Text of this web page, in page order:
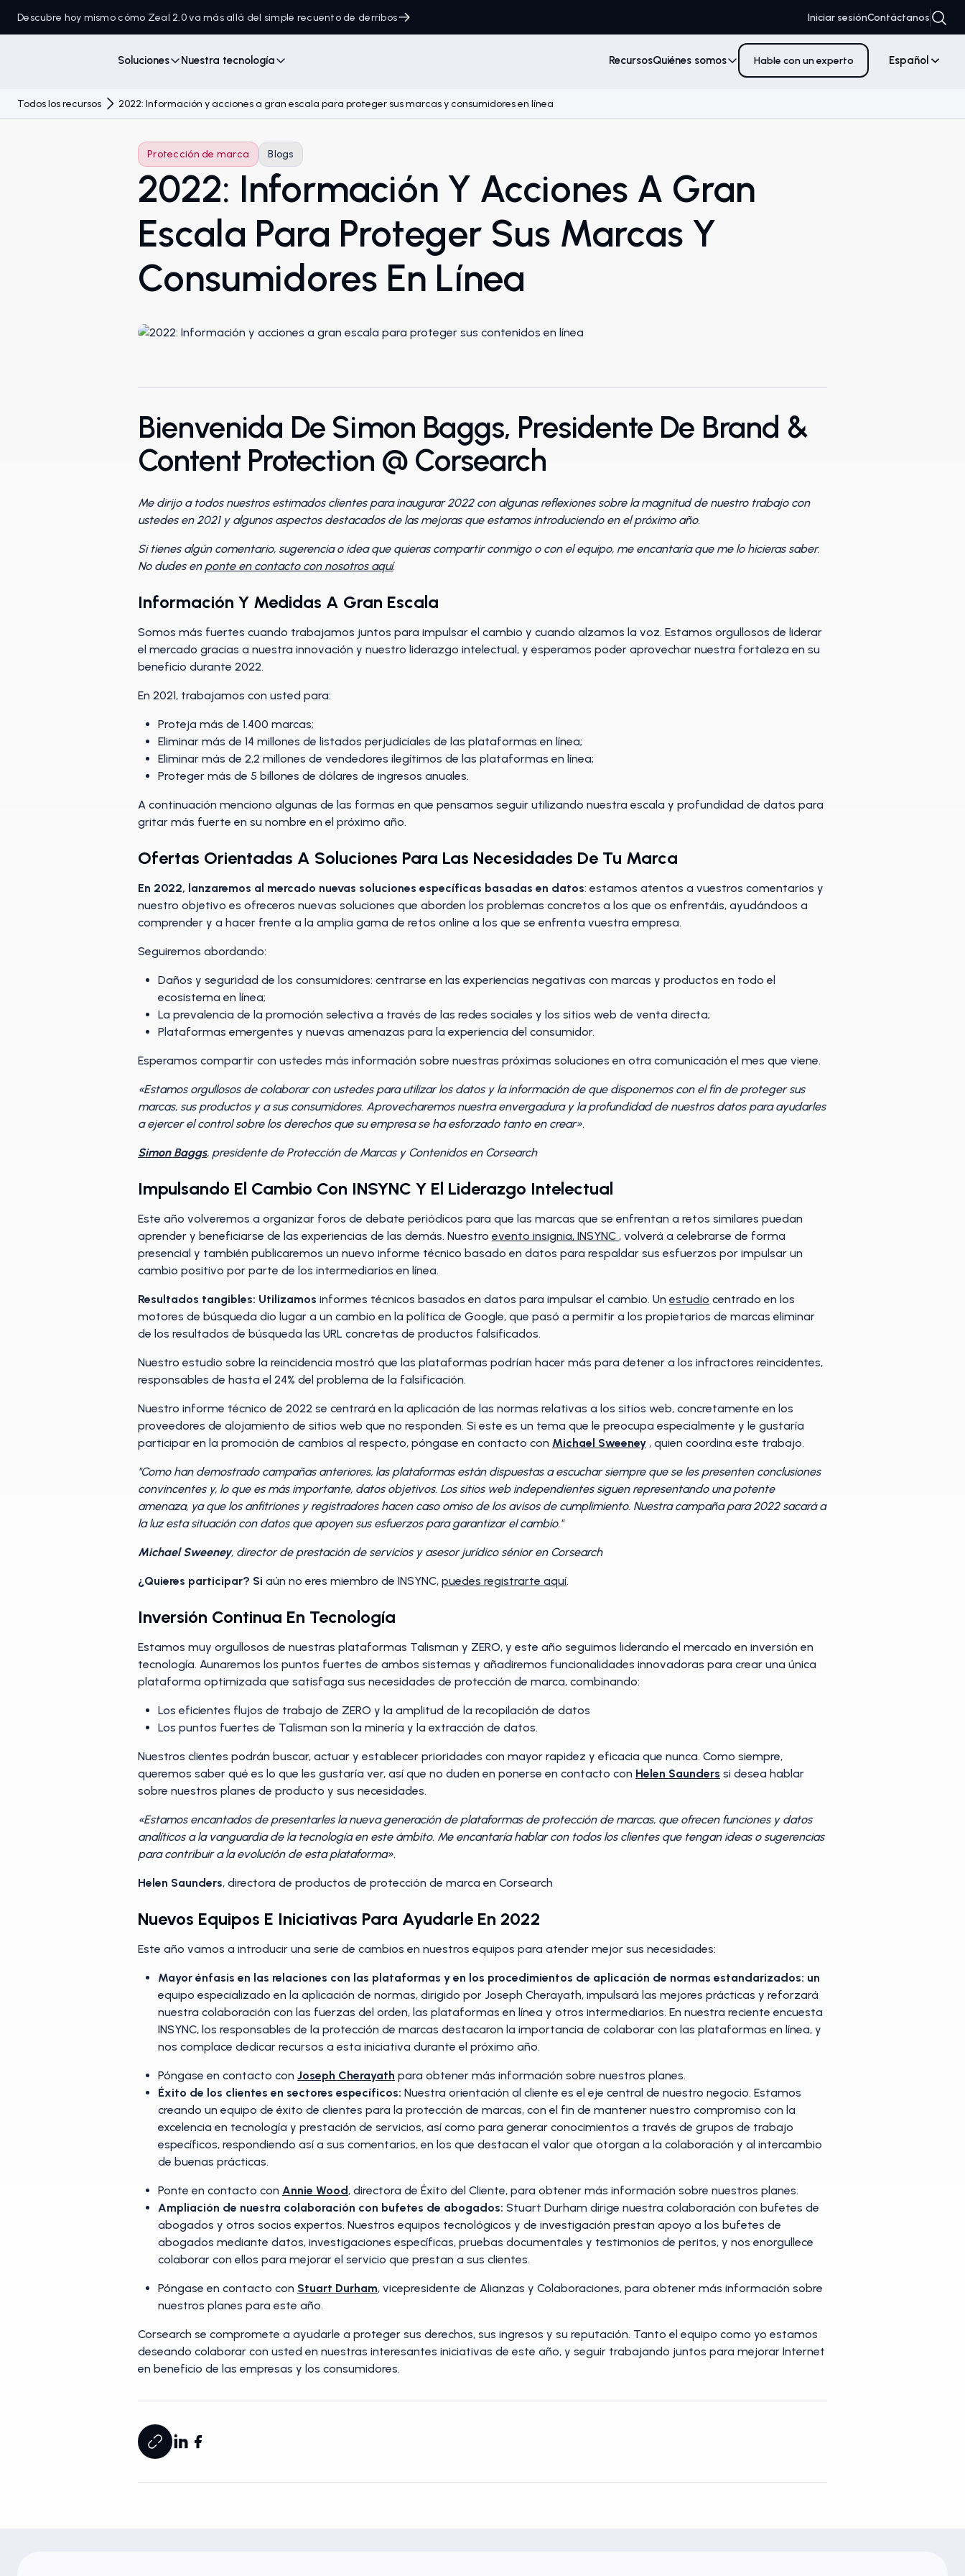
Descubre hoy mismo cómo Zeal 2.0 va más allá del simple recuento de derribos Iniciar sesiónContáctanos
Soluciones Nuestra tecnología RecursosQuiénes somos Hable con un experto Español
Todos los recursos 2022: Información y acciones a gran escala para proteger sus marcas y consumidores en línea
Protección de marca Blogs
2022: Información Y Acciones A Gran
Escala Para Proteger Sus Marcas Y
Consumidores En Línea
Bienvenida De Simon Baggs, Presidente De Brand &
Content Protection @ Corsearch
Me dirijo a todos nuestros estimados clientes para inaugurar 2022 con algunas reflexiones sobre la magnitud de nuestro trabajo con
ustedes en 2021 y algunos aspectos destacados de las mejoras que estamos introduciendo en el próximo año.
Si tienes algún comentario, sugerencia o idea que quieras compartir conmigo o con el equipo, me encantaría que me lo hicieras saber.
No dudes en ponte en contacto con nosotros aquí.
Información Y Medidas A Gran Escala
Somos más fuertes cuando trabajamos juntos para impulsar el cambio y cuando alzamos la voz. Estamos orgullosos de liderar
el mercado gracias a nuestra innovación y nuestro liderazgo intelectual, y esperamos poder aprovechar nuestra fortaleza en su
beneficio durante 2022.
En 2021, trabajamos con usted para:
Proteja más de 1.400 marcas;
Eliminar más de 14 millones de listados perjudiciales de las plataformas en línea;
Eliminar más de 2,2 millones de vendedores ilegítimos de las plataformas en línea;
Proteger más de 5 billones de dólares de ingresos anuales.
A continuación menciono algunas de las formas en que pensamos seguir utilizando nuestra escala y profundidad de datos para
gritar más fuerte en su nombre en el próximo año.
Ofertas Orientadas A Soluciones Para Las Necesidades De Tu Marca
En 2022, lanzaremos al mercado nuevas soluciones específicas basadas en datos: estamos atentos a vuestros comentarios y
nuestro objetivo es ofreceros nuevas soluciones que aborden los problemas concretos a los que os enfrentáis, ayudándoos a
comprender y a hacer frente a la amplia gama de retos online a los que se enfrenta vuestra empresa.
Seguiremos abordando:
Daños y seguridad de los consumidores: centrarse en las experiencias negativas con marcas y productos en todo el
ecosistema en línea;
La prevalencia de la promoción selectiva a través de las redes sociales y los sitios web de venta directa;
Plataformas emergentes y nuevas amenazas para la experiencia del consumidor.
Esperamos compartir con ustedes más información sobre nuestras próximas soluciones en otra comunicación el mes que viene.
«Estamos orgullosos de colaborar con ustedes para utilizar los datos y la información de que disponemos con el fin de proteger sus
marcas, sus productos y a sus consumidores. Aprovecharemos nuestra envergadura y la profundidad de nuestros datos para ayudarles
a ejercer el control sobre los derechos que su empresa se ha esforzado tanto en crear».
Simon Baggs, presidente de Protección de Marcas y Contenidos en Corsearch
Impulsando El Cambio Con INSYNC Y El Liderazgo Intelectual
Este año volveremos a organizar foros de debate periódicos para que las marcas que se enfrentan a retos similares puedan
aprender y beneficiarse de las experiencias de las demás. Nuestro evento insignia, INSYNC , volverá a celebrarse de forma
presencial y también publicaremos un nuevo informe técnico basado en datos para respaldar sus esfuerzos por impulsar un
cambio positivo por parte de los intermediarios en línea.
Resultados tangibles: Utilizamos informes técnicos basados en datos para impulsar el cambio. Un estudio centrado en los
motores de búsqueda dio lugar a un cambio en la política de Google, que pasó a permitir a los propietarios de marcas eliminar
de los resultados de búsqueda las URL concretas de productos falsificados.
Nuestro estudio sobre la reincidencia mostró que las plataformas podrían hacer más para detener a los infractores reincidentes,
responsables de hasta el 24% del problema de la falsificación.
Nuestro informe técnico de 2022 se centrará en la aplicación de las normas relativas a los sitios web, concretamente en los
proveedores de alojamiento de sitios web que no responden. Si este es un tema que le preocupa especialmente y le gustaría
participar en la promoción de cambios al respecto, póngase en contacto con Michael Sweeney , quien coordina este trabajo.
"Como han demostrado campañas anteriores, las plataformas están dispuestas a escuchar siempre que se les presenten conclusiones
convincentes y, lo que es más importante, datos objetivos. Los sitios web independientes siguen representando una potente
amenaza, ya que los anfitriones y registradores hacen caso omiso de los avisos de cumplimiento. Nuestra campaña para 2022 sacará a
la luz esta situación con datos que apoyen sus esfuerzos para garantizar el cambio."
Michael Sweeney, director de prestación de servicios y asesor jurídico sénior en Corsearch
¿Quieres participar? Si aún no eres miembro de INSYNC, puedes registrarte aquí.
Inversión Continua En Tecnología
Estamos muy orgullosos de nuestras plataformas Talisman y ZERO, y este año seguimos liderando el mercado en inversión en
tecnología. Aunaremos los puntos fuertes de ambos sistemas y añadiremos funcionalidades innovadoras para crear una única
plataforma optimizada que satisfaga sus necesidades de protección de marca, combinando:
Los eficientes flujos de trabajo de ZERO y la amplitud de la recopilación de datos
Los puntos fuertes de Talisman son la minería y la extracción de datos.
Nuestros clientes podrán buscar, actuar y establecer prioridades con mayor rapidez y eficacia que nunca. Como siempre,
queremos saber qué es lo que les gustaría ver, así que no duden en ponerse en contacto con Helen Saunders si desea hablar
sobre nuestros planes de producto y sus necesidades.
«Estamos encantados de presentarles la nueva generación de plataformas de protección de marcas, que ofrecen funciones y datos
analíticos a la vanguardia de la tecnología en este ámbito. Me encantaría hablar con todos los clientes que tengan ideas o sugerencias
para contribuir a la evolución de esta plataforma».
Helen Saunders, directora de productos de protección de marca en Corsearch
Nuevos Equipos E Iniciativas Para Ayudarle En 2022
Este año vamos a introducir una serie de cambios en nuestros equipos para atender mejor sus necesidades:
Mayor énfasis en las relaciones con las plataformas y en los procedimientos de aplicación de normas estandarizados: un
equipo especializado en la aplicación de normas, dirigido por Joseph Cherayath, impulsará las mejores prácticas y reforzará
nuestra colaboración con las fuerzas del orden, las plataformas en línea y otros intermediarios. En nuestra reciente encuesta
INSYNC, los responsables de la protección de marcas destacaron la importancia de colaborar con las plataformas en línea, y
nos complace dedicar recursos a esta iniciativa durante el próximo año.
Póngase en contacto con Joseph Cherayath para obtener más información sobre nuestros planes.
Éxito de los clientes en sectores específicos: Nuestra orientación al cliente es el eje central de nuestro negocio. Estamos
creando un equipo de éxito de clientes para la protección de marcas, con el fin de mantener nuestro compromiso con la
excelencia en tecnología y prestación de servicios, así como para generar conocimientos a través de grupos de trabajo
específicos, respondiendo así a sus comentarios, en los que destacan el valor que otorgan a la colaboración y al intercambio
de buenas prácticas.
Ponte en contacto con Annie Wood, directora de Éxito del Cliente, para obtener más información sobre nuestros planes.
Ampliación de nuestra colaboración con bufetes de abogados: Stuart Durham dirige nuestra colaboración con bufetes de
abogados y otros socios expertos. Nuestros equipos tecnológicos y de investigación prestan apoyo a los bufetes de
abogados mediante datos, investigaciones específicas, pruebas documentales y testimonios de peritos, y nos enorgullece
colaborar con ellos para mejorar el servicio que prestan a sus clientes.
Póngase en contacto con Stuart Durham, vicepresidente de Alianzas y Colaboraciones, para obtener más información sobre
nuestros planes para este año.
Corsearch se compromete a ayudarle a proteger sus derechos, sus ingresos y su reputación. Tanto el equipo como yo estamos
deseando colaborar con usted en nuestras interesantes iniciativas de este año, y seguir trabajando juntos para mejorar Internet
en beneficio de las empresas y los consumidores.